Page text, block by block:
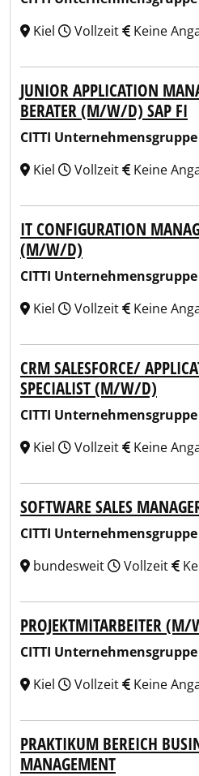
Kiel
Vollzeit Keine
JUNIOR APPLICATION
BERATER (M/W/D) SAP FI
CITTI Unternehmensgruppe
Kiel
Vollzeit Keine
IT CONFIGURATION
(M/W/D)
CITTI Unternehmensgruppe
Kiel
Vollzeit Keine
CRM SALESFORCE/
SPECIALIST (M/W/D)
CITTI Unternehmensgruppe
Kiel
Vollzeit Keine
SOFTWARE SALES
CITTI Unternehmensgruppe
bundesweit
Vollzeit
PROJEKTMITARBEITER
CITTI Unternehmensgruppe
Kiel
Vollzeit Keine
PRAKTIKUM BEREICH
MANAGEMENT